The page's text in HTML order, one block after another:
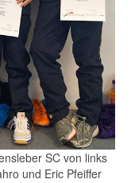
SC von links
und Eric Pfeiffer